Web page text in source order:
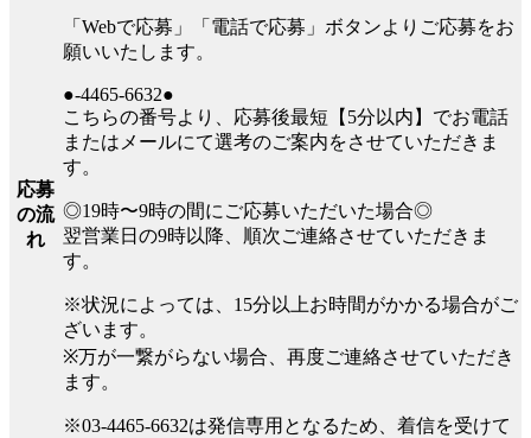
応募
の流
れ
「Webで応募」「電話で応募」ボタンよりご応募をお
願いいたします。
●-4465-6632●
こちらの番号より、応募後最短【5分以内】でお電話
またはメールにて選考のご案内をさせていただきま
す。
◎19時〜9時の間にご応募いただいた場合◎
翌営業日の9時以降、順次ご連絡させていただきま
す。
※状況によっては、15分以上お時間がかかる場合がご
ざいます。
※万が一繋がらない場合、再度ご連絡させていただき
ます。
※03-4465-6632は発信専用となるため、着信を受けて